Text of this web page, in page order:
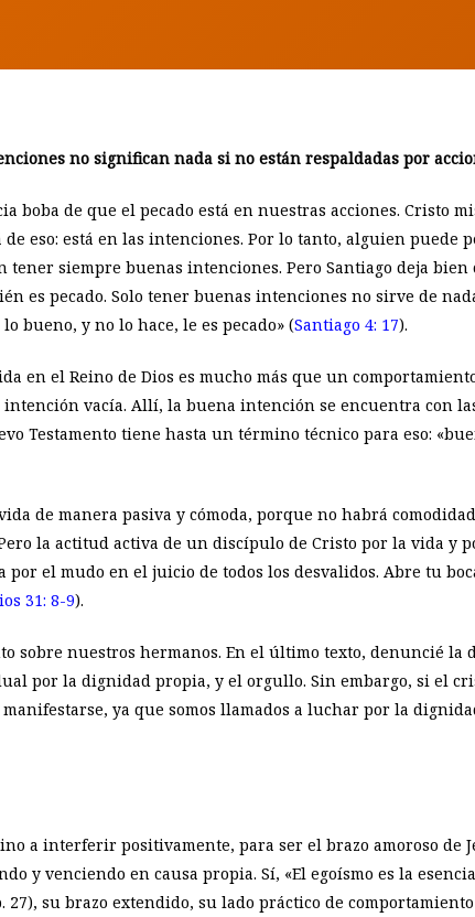
no significan nada si no están respaldadas por
boba de que el pecado está en nuestras acciones. Cristo
de eso: está en las intenciones. Por lo tanto, alguien puede
tener siempre buenas intenciones. Pero Santiago deja bien
es pecado. Solo tener buenas intenciones no sirve de
bueno, y no lo hace, le es pecado» (Santiago 4: 17).
en el Reino de Dios es mucho más que un
vacía. Allí, la buena intención se encuentra con
Testamento tiene hasta un término técnico para eso:
de manera pasiva y cómoda, porque no habrá comodidad
la actitud activa de un discípulo de Cristo por la vida y
el mudo en el juicio de todos los desvalidos. Abre tu
31: 8-9).
nuestros hermanos. En el último texto, denuncié la
por la dignidad propia, y el orgullo. Sin embargo, si el
ya que somos llamados a luchar por la
a interferir positivamente, para ser el brazo amoroso de
y venciendo en causa propia. Sí, «El egoísmo es la
27), su brazo extendido, su lado práctico de